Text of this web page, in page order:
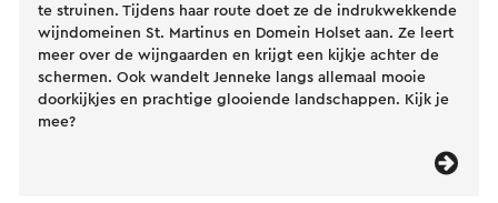
te struinen. Tijdens haar route doet ze de indrukwekkende
wijndomeinen St. Martinus en Domein Holset aan. Ze leert
meer over de wijngaarden en krijgt een kijkje achter de
schermen. Ook wandelt Jenneke langs allemaal mooie
doorkijkjes en prachtige glooiende landschappen. Kijk je
mee?